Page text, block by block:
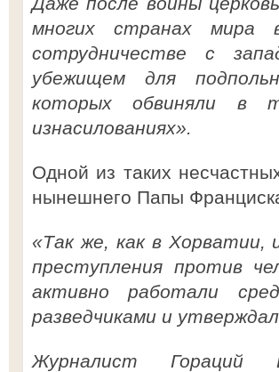
многих странах мира
сотрудничестве с
убежищем для
которых обвиняли в
изнасилованиях».
Одной из таких
нынешнего Папы
«Так же, как в Хорватии,
преступления против
активно работали
разведчиками и
Журналист Гораций